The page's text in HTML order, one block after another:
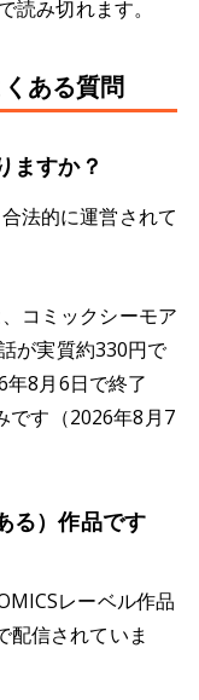
み切れます。
ある質問
ますか？
法的に運営されて
コミックシーモア
が実質約330円で
8月6日で終了
です（2026年8月7
る）作品です
レーベル作品
配信されていま